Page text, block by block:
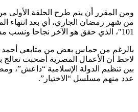
من شهر رمضان الجاري، أي بعد انتهاء
101″، الذي حقق هو الآخر نجاحا ونسب مشاهدة عالية.
بالرغم من حماس بعض من متابعي أحمد
لاحظ أن الأعمال المصرية أصحبت تعالج
بين تنظيم الدولة الإسلامية “داعش”،
عدد منهم مسلسل “الاختيار”.